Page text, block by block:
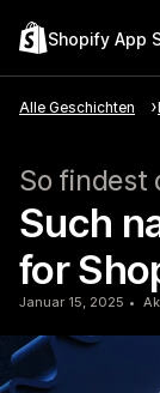
Shopify App
Alle Geschichten
So findest
Such
for
Januar 15, 2025